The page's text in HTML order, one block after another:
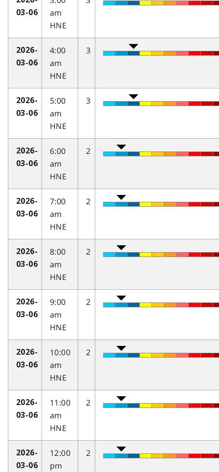
03-06
am
HNE
2026-
03-06
4:00
am
HNE
3
2026-
03-06
5:00
am
HNE
3
2026-
03-06
6:00
am
HNE
2
2026-
03-06
7:00
am
HNE
2
2026-
03-06
8:00
am
HNE
2
2026-
03-06
9:00
am
HNE
2
2026-
03-06
10:00
am
HNE
2
2026-
03-06
11:00
am
HNE
2
2026-
03-06
12:00
pm
2